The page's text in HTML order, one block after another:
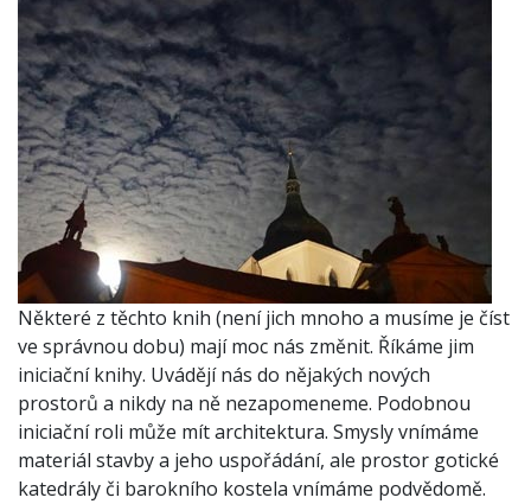
Některé z těchto knih (není jich mnoho a musíme je číst
ve správnou dobu) mají moc nás změnit. Říkáme jim
iniciační knihy. Uvádějí nás do nějakých nových
prostorů a nikdy na ně nezapomeneme. Podobnou
iniciační roli může mít architektura. Smysly vnímáme
materiál stavby a jeho uspořádání, ale prostor gotické
katedrály či barokního kostela vnímáme podvědomě.